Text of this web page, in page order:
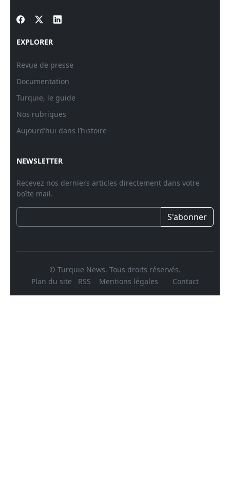
EXPLORER
Revue de presse
Documentation
Turquie, le guide
Nos rubriques
Aujourd’hui dans l’histoire
NEWSLETTER
Recevez nos derniers articles directement dans votre
boîte mail.
S'abonner
© Turquie News. Tous droits réservés.
Plan du site
RSS Mentions légales Contact